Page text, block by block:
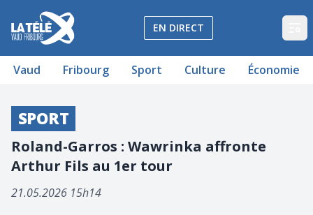
La Télé - Télévision régionale Vaud et Fribourg
EN DIRECT
Vaud Fribourg Sport Culture Économie
SPORT
Roland-Garros : Wawrinka affronte
Arthur Fils au 1er tour
21.05.2026 15h14